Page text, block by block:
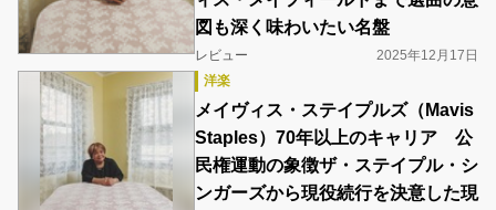
図も深く味わいたい名盤
レビュー
2025年12月17日
洋楽
メイヴィス・ステイプルズ（Mavis
Staples）70年以上のキャリア 公
民権運動の象徴ザ・ステイプル・シ
ンガーズから現役続行を決意した現